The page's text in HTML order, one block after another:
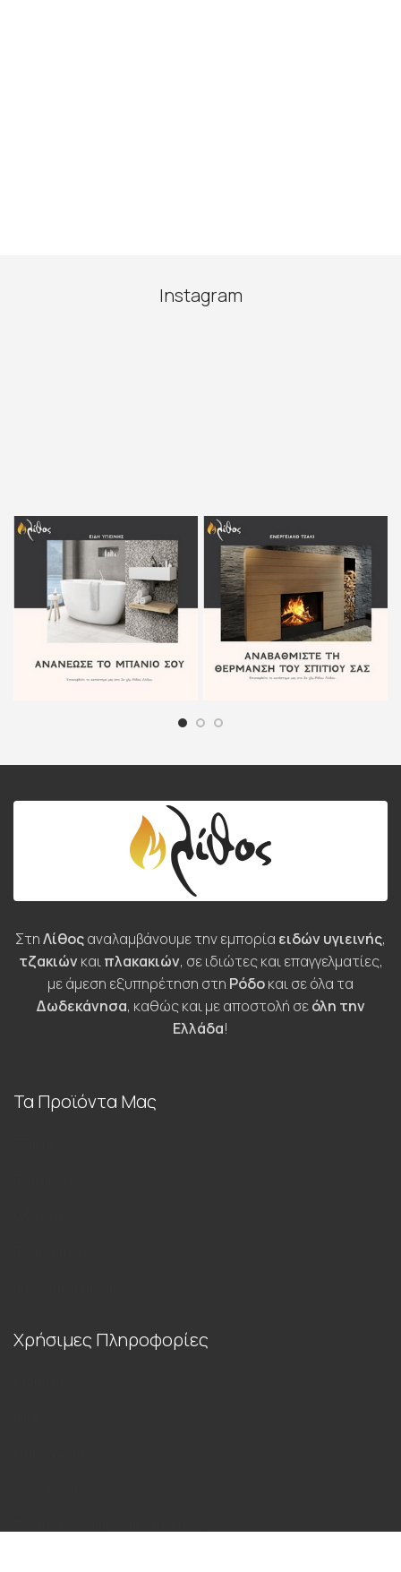
Instagram
ΣτηΛίθοςαναλαμβάνουμε την εμπορία ειδών υγιεινής,
τζακιών καιπλακακιών, σε ιδιώτες και επαγγελματίες,
με άμεση εξυπηρέτηση στη Ρόδοκαι σε όλα τα
Δωδεκάνησα, καθώς και με αποστολή σεόλη την
Ελλάδα!
Τα Προϊόντα Μας
Χρήσιμες Πληροφορίες